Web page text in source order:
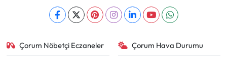
Çorum Nöbetçi Eczaneler Çorum Hava Durumu